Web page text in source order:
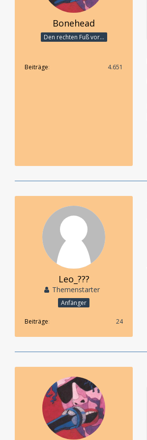
Bonehead
Den rechten Fuß vor...
Beiträge 4.651
Leo_???
Themenstarter
Anfänger
Beiträge 24